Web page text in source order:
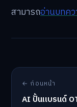
สามารถอ่านบทคว
← ก่อนหน้า
AI ปั้นแบรนด์